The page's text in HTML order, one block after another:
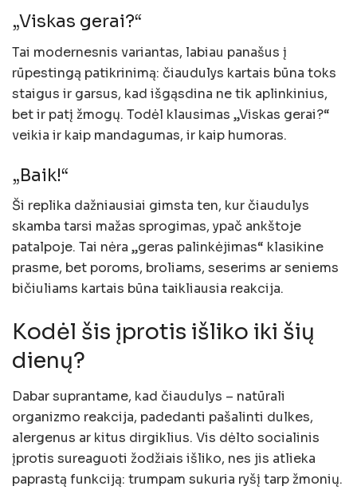
„Viskas gerai?“
Tai modernesnis variantas, labiau panašus į
rūpestingą patikrinimą: čiaudulys kartais būna toks
staigus ir garsus, kad išgąsdina ne tik aplinkinius,
bet ir patį žmogų. Todėl klausimas „Viskas gerai?“
veikia ir kaip mandagumas, ir kaip humoras.
„Baik!“
Ši replika dažniausiai gimsta ten, kur čiaudulys
skamba tarsi mažas sprogimas, ypač ankštoje
patalpoje. Tai nėra „geras palinkėjimas“ klasikine
prasme, bet poroms, broliams, seserims ar seniems
bičiuliams kartais būna taikliausia reakcija.
Kodėl šis įprotis išliko iki šių
dienų?
Dabar suprantame, kad čiaudulys – natūrali
organizmo reakcija, padedanti pašalinti dulkes,
alergenus ar kitus dirgiklius. Vis dėlto socialinis
įprotis sureaguoti žodžiais išliko, nes jis atlieka
paprastą funkciją: trumpam sukuria ryšį tarp žmonių.